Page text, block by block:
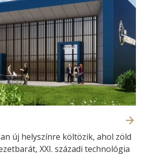
új helyszínre költözik, ahol zöld
XXI. századi technológia